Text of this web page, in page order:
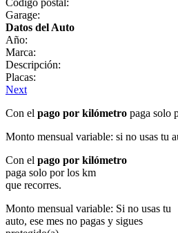
Garage:
Datos del Auto
Año:
Marca:
Descripción:
Placas:
Next
Con el pago por kilómetro paga solo
Monto mensual variable: si no usas tu
Con el pago por kilómetro
paga solo por los km
que recorres.
Monto mensual variable: Si no usas tu
auto, ese mes no pagas y sigues